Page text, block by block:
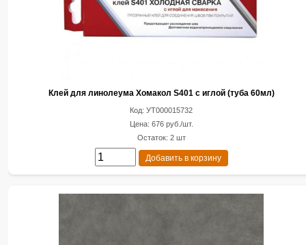
Клей для линолеума Хомакол S401 c иглой (туба 60мл)
Код: УТ000015732
Цена: 676 руб./шт.
Остаток: 2 шт
Добавить в корзину